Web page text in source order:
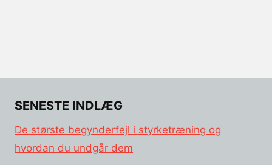
SENESTE INDLÆG
De største begynderfejl i styrketræning og
hvordan du undgår dem